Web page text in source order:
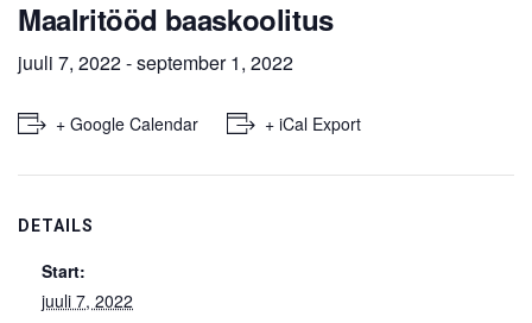
Maalritööd baaskoolitus
juuli 7, 2022-september 1, 2022
+ Google Calendar + iCal Export
DETAILS
Start:
juuli 7, 2022